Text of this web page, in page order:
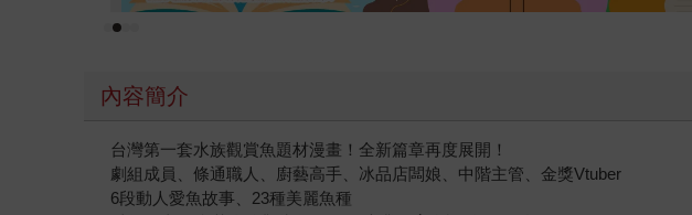
內容簡介
台灣第一套水族觀賞魚題材漫畫！全新篇章再度展開！
劇組成員、條通職人、廚藝高手、冰品店闆娘、中階主管、金獎Vtuber
6段動人愛魚故事、23種美麗魚種